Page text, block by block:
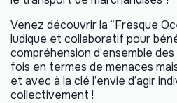
Venez découvrir la “Fresque
ludique et collaboratif pour
compréhension d’ensemble des
fois en termes de menaces
et avec à la clé l’envie d’agir
collectivement !